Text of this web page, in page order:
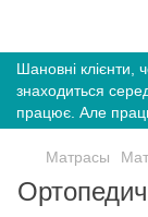
Шановні клієнти,
знаходиться
працює. Але
Матрасы